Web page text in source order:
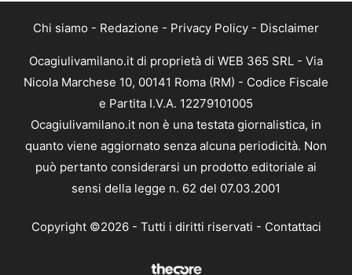
Chi siamo - Redazione - Privacy Policy - Disclaimer
Ocagiulivamilano.it di proprietà di WEB 365 SRL - Via
Nicola Marchese 10, 00141 Roma (RM) - Codice Fiscale
e Partita I.V.A. 12279101005
Ocagiulivamilano.it non è una testata giornalistica, in
quanto viene aggiornato senza alcuna periodicità. Non
può pertanto considerarsi un prodotto editoriale ai
sensi della legge n. 62 del 07.03.2001
Copyright ©2026 - Tutti i diritti riservati - Contattaci